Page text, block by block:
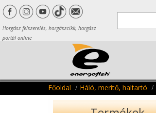
Horgász felszerelés, horgászcikk, horgász
portál online
Főoldal Háló, merítő, haltartó